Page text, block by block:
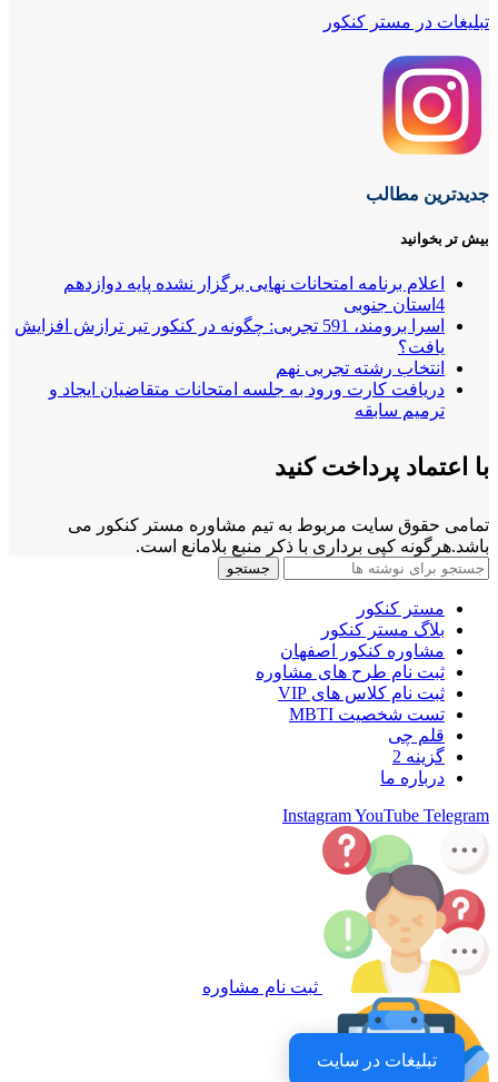
تبلیغات در مستر کنکور
جدیدترین مطالب
بیش تر بخوانید
اعلام برنامه امتحانات نهایی برگزار نشده پایه دوازدهم
4استان جنوبی
اسرا برومند، 591 تجربی: چگونه در کنکور تیر ترازش افزایش
یافت؟
انتخاب رشته تجربی نهم
دریافت کارت ورود به جلسه امتحانات متقاضیان ایجاد و
ترمیم سابقه
با اعتماد پرداخت کنید
تمامی حقوق سایت مربوط به تیم مشاوره مستر کنکور می
باشد.هرگونه کپی برداری با ذکر منبع بلامانع است.
جستجو
مستر کنکور
بلاگ مستر کنکور
مشاوره کنکور اصفهان
ثبت نام طرح های مشاوره
ثبت نام کلاس های VIP
تست شخصیت MBTI
قلم چی
گزینه 2
درباره ما
InstagramYouTube Telegram
ثبت نام مشاوره
تبلیغات در سایت